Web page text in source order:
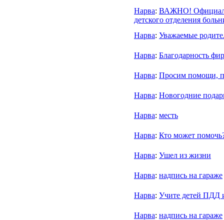
Нарва: ВАЖНО!
детского отделения
Нарва: Уважаемые
Нарва: Благодарность
Нарва: Просим помощи,
Нарва: Новогодние
Нарва: месть
Нарва: Кто может
Нарва: Ушел из жизни
Нарва: надпись на гараже
Нарва: Учите детей ПДД
Нарва: надпись на гараже